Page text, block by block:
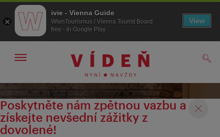
Přejít
na
procházení
Přejít
k obsahu
Zobrazit/skrýt
Poskytněte nám zpětnou vazbu a
získejte nevšední zážitky z
dovolené!
ivie - Vienna Guide
WienTourismus / Vienna Tourist Board
free - In Google Play
View